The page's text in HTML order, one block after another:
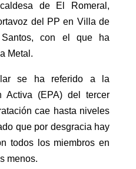
de El Romeral,
del PP en Villa de
con el que ha
Metal.
se ha referido a la
Activa (EPA) del tercer
cae hasta niveles
que por desgracia hay
todos los miembros en
menos.